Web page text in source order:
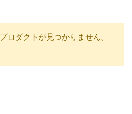
ロダクトが見つかりません。